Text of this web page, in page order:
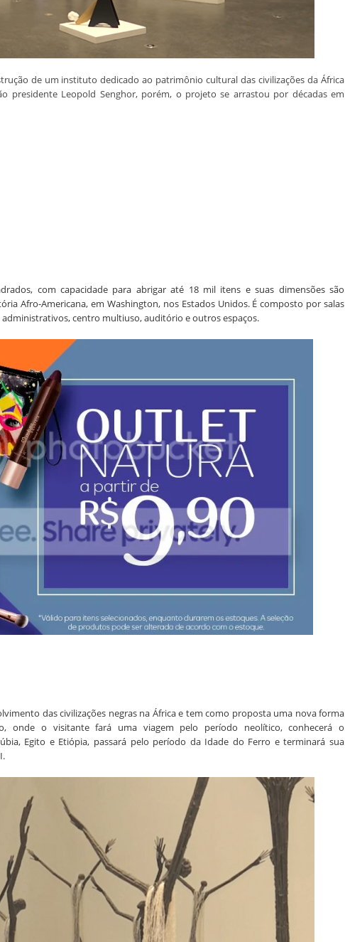
de um instituto dedicado ao patrimônio cultural das civilizações da África
presidente Leopold Senghor, porém, o projeto se arrastou por décadas em
com capacidade para abrigar até 18 mil itens e suas dimensões são
Afro-Americana, em Washington, nos Estados Unidos. É composto por salas
administrativos, centro multiuso, auditório e outros espaços.
das civilizações negras na África e tem como proposta uma nova forma
onde o visitante fará uma viagem pelo período neolítico, conhecerá o
Egito e Etiópia, passará pelo período da Idade do Ferro e terminará sua